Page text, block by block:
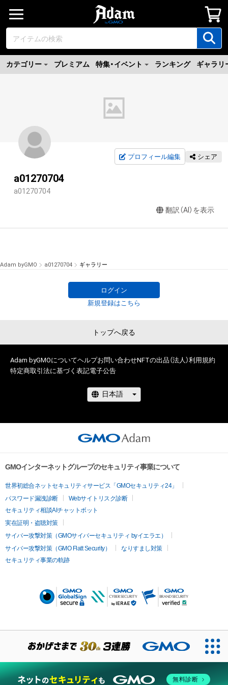
カテゴリー プレミアム 特集・イベント ランキング ギャラリ
プロフィール編集 シェア
a01270704
a01270704
翻訳（AI）を表示
Adam byGMO a01270704 ギャラリー
ログイン
新規登録はこちら
トップへ戻る
Adam byGMOについてヘルプお問い合わせNFTの出品（法人）利用規約
特定商取引法に基づく表記電子公告
GMOインターネットグループのセキュリティ事業について
世界初総合ネットセキュリティサービス「GMOセキュリティ24」
パスワード漏洩診断
Webサイトリスク診断
セキュリティ相談AIチャットボット
実在証明・盗聴対策
サイバー攻撃対策（GMOサイバーセキュリティ byイエラエ）
サイバー攻撃対策（GMO Flatt Security）
なりすまし対策
セキュリティ事業の軌跡
無料診断